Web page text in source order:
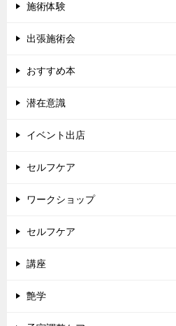
施術体験
出張施術会
おすすめ本
潜在意識
イベント出店
セルフケア
ワークショップ
セルフケア
講座
艶学